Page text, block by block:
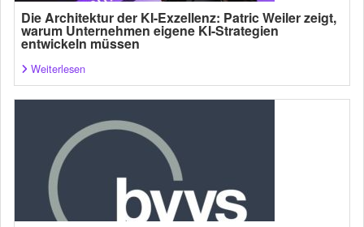
Die Architektur der KI-Exzellenz: Patric Weiler zeigt,
warum Unternehmen eigene KI-Strategien
entwickeln müssen
Weiterlesen